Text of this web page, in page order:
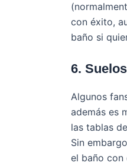
con éxito,
baño si
6.
Algunos
además es
las tablas
Sin
el baño con